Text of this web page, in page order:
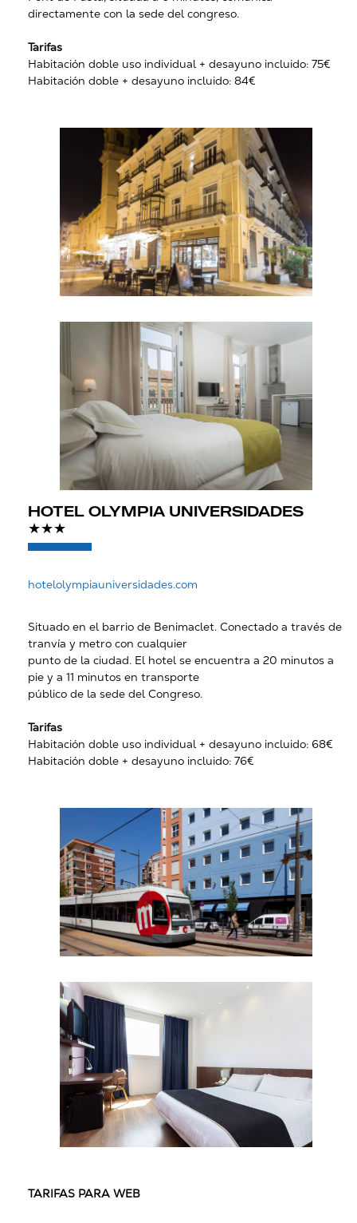
directamente con la sede del congreso.
Tarifas
Habitación doble uso individual + desayuno incluido: 75€
Habitación doble + desayuno incluido: 84€
HOTEL OLYMPIA UNIVERSIDADES
★★★
hotelolympiauniversidades.com
Situado en el barrio de Benimaclet. Conectado a través de
tranvía y metro con cualquier
punto de la ciudad. El hotel se encuentra a 20 minutos a
pie y a 11 minutos en transporte
público de la sede del Congreso.
Tarifas
Habitación doble uso individual + desayuno incluido: 68€
Habitación doble + desayuno incluido: 76€
TARIFAS PARA WEB